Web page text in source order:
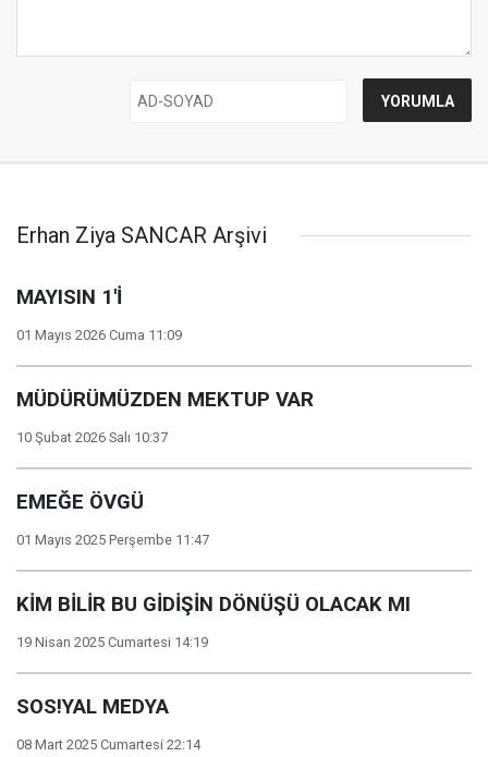
Erhan Ziya SANCAR Arşivi
MAYISIN 1'İ
01 Mayıs 2026 Cuma 11:09
MÜDÜRÜMÜZDEN MEKTUP VAR
10 Şubat 2026 Salı 10:37
EMEĞE ÖVGÜ
01 Mayıs 2025 Perşembe 11:47
KİM BİLİR BU GİDİŞİN DÖNÜŞÜ OLACAK MI
19 Nisan 2025 Cumartesi 14:19
SOS!YAL MEDYA
08 Mart 2025 Cumartesi 22:14